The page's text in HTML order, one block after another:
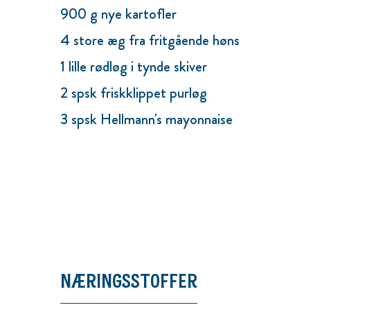
900 g nye kartofler
4 store æg fra fritgående høns
1 lille rødløg i tynde skiver
2 spsk friskklippet purløg
3 spsk Hellmann's mayonnaise
NÆRINGSSTOFFER